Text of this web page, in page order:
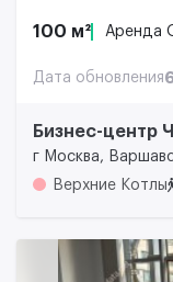
100 м² Аренда
Дата обновления
Бизнес-центр
г Москва,
Верхние Котлы